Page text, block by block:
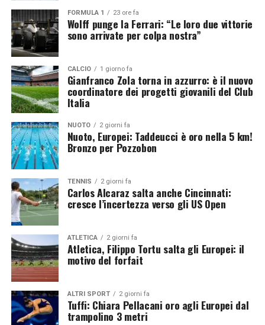
riusciranno a ricucire il rapporto oppure se il confronto
sfocerà in un vero e proprio contenzioso legale, con
possibili conseguenze sul futuro assetto del calcio
internazionale.
nuova struttura avrebbe potuto generare miliardi di
dollari da redistribuire alle 211 federazioni affiliate alla
FIFA attraverso programmi di finanziamento e sviluppo.
Tuttavia, il progetto ha suscitato fin da subito forti
perplessità.
La protesta della UEFA e delle
federazioni
A guidare l’opposizione è stata laUEFA
inaccettabile l’ipotesi di affidare parte del valore
commerciale del Mondiale a investitori esterni.
L’organismo europeo aveva sottolineato come il calcio
non possa essere trattato come un semplice asset
finanziario, invitando la FIFA a rivedere
immediatamente la propria posizione. Le critiche non
sono arrivate soltanto dall’Europa. Anche altre
confederazioni e diversi dirigenti interni alla FIFA hanno
espresso dubbi sul progetto, ritenuto potenzialmente
dannoso per l’autonomia e la governance del calcio
mondiale.
FORMULA 1 23 ore fa
Wolff punge la Ferrari: “Le loro due vittorie
sono arrivate per colpa nostra”
CALCIO 1 giorno fa
Gianfranco Zola torna in azzurro: è il nuovo
coordinatore dei progetti giovanili del Club
Italia
NUOTO 2 giorni fa
Nuoto, Europei: Taddeucci è oro nella 5 km!
Bronzo per Pozzobon
TENNIS 2 giorni fa
Carlos Alcaraz salta anche Cincinnati:
cresce l’incertezza verso gli US Open
ATLETICA 2 giorni fa
Atletica, Filippo Tortu salta gli Europei: il
motivo del forfait
ALTRI SPORT 2 giorni fa
Tuffi: Chiara Pellacani oro agli Europei dal
trampolino 3 metri